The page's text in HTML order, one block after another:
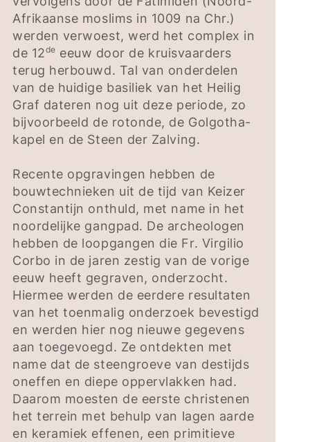
Afrikaanse moslims in 1009 na Chr.)
werden verwoest, werd het complex in
de 12de eeuw door de kruisvaarders
terug herbouwd. Tal van onderdelen
van de huidige basiliek van het Heilig
Graf dateren nog uit deze periode, zo
bijvoorbeeld de rotonde, de Golgotha-
kapel en de Steen der Zalving.
Recente opgravingen hebben de
bouwtechnieken uit de tijd van Keizer
Constantijn onthuld, met name in het
noordelijke gangpad. De archeologen
hebben de loopgangen die Fr. Virgilio
Corbo in de jaren zestig van de vorige
eeuw heeft gegraven, onderzocht.
Hiermee werden de eerdere resultaten
van het toenmalig onderzoek bevestigd
en werden hier nog nieuwe gegevens
aan toegevoegd. Ze ontdekten met
name dat de steengroeve van destijds
oneffen en diepe oppervlakken had.
Daarom moesten de eerste christenen
het terrein met behulp van lagen aarde
en keramiek effenen, een primitieve